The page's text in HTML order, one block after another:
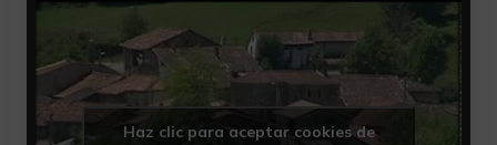
Haz clic para aceptar cookies de